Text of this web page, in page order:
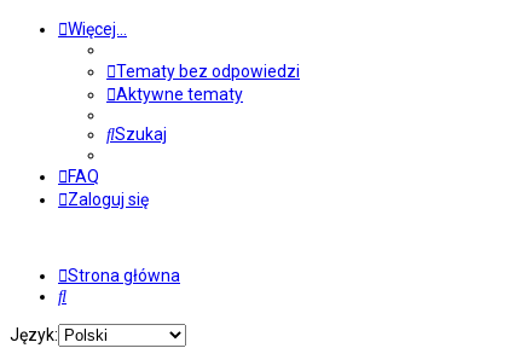
Więcej…
Tematy bez odpowiedzi
Aktywne tematy
Szukaj
FAQ
Zaloguj się
Strona główna
Szukaj
Język: